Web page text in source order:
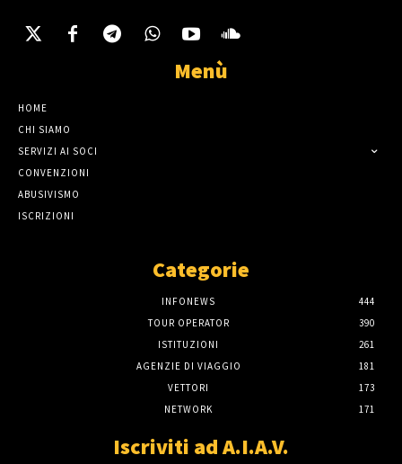
Menù
HOME
CHI SIAMO
SERVIZI AI SOCI
CONVENZIONI
ABUSIVISMO
ISCRIZIONI
Categorie
INFONEWS
444
TOUR OPERATOR
390
ISTITUZIONI
261
AGENZIE DI VIAGGIO
181
VETTORI
173
NETWORK
171
Iscriviti ad A.I.A.V.